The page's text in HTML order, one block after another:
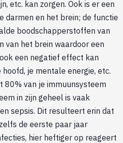
etc. kan zorgen. Ook is er een
darmen en het brein; de functie
boodschapperstoffen van
van het brein waardoor een
een negatief effect kan
je mentale energie, etc.
van je immuunsysteem
in zijn geheel is vaak
sepsis. Dit resulteert erin dat
de eerste paar jaar
hier heftiger op reageert